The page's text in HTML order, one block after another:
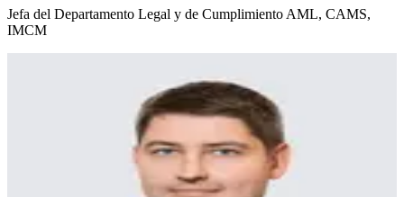
Jefa del Departamento Legal y de Cumplimiento AML, CAMS,
IMCM